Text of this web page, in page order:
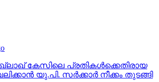
കേസിലെ പ്രതികള്‍ക്കെതിരായ
യു.പി. സര്‍ക്കാര്‍ നീക്കം തുടങ്ങി